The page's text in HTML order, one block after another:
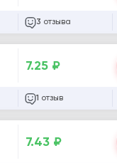
3 отзыва
7.25 ₽
1 отзыв
7.43 ₽